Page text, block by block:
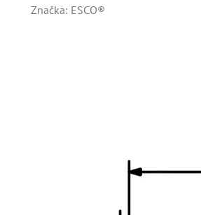
Značka: ESCO®